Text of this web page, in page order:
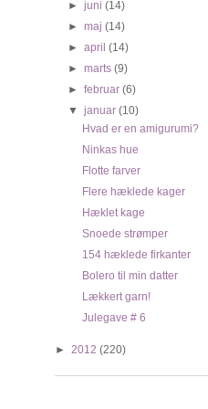
►juni(14)
►maj(14)
►april(14)
►marts(9)
►februar(6)
▼januar(10)
Hvad er en amigurumi?
Ninkas hue
Flotte farver
Flere hæklede kager
Hæklet kage
Snoede strømper
154 hæklede firkanter
Bolero til min datter
Lækkert garn!
Julegave # 6
► 2012 (220)